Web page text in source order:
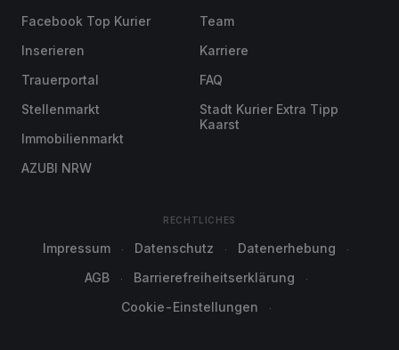
Facebook Top Kurier
Inserieren
Trauerportal
Stellenmarkt
Immobilienmarkt
AZUBI NRW
Team
Karriere
FAQ
Stadt Kurier Extra Tipp
Kaarst
RECHTLICHES
Impressum Datenschutz
Datenerhebung
AGB
Barrierefreiheitserklärung
Cookie-Einstellungen